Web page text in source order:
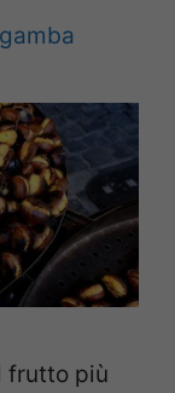
frutto più